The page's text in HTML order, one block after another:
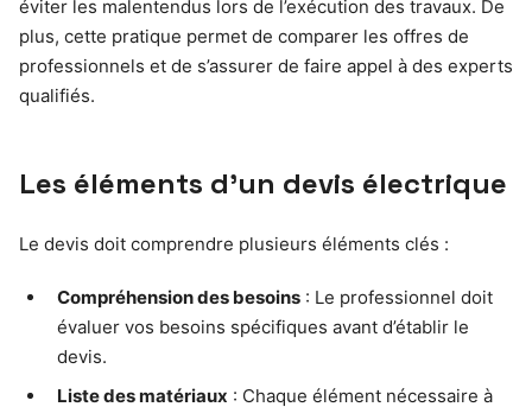
éviter les malentendus lors de l’exécution des travaux. De
plus, cette pratique permet de comparer les offres de
professionnels et de s’assurer de faire appel à des experts
qualifiés.
Les éléments d’un devis électrique
Le devis doit comprendre plusieurs éléments clés :
Compréhension des besoins : Le professionnel doit
évaluer vos besoins spécifiques avant d’établir le
devis.
Liste des matériaux : Chaque élément nécessaire à